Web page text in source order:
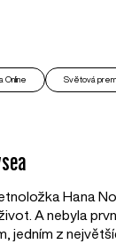
Online Světová
Hana
A nebyla
jedním z